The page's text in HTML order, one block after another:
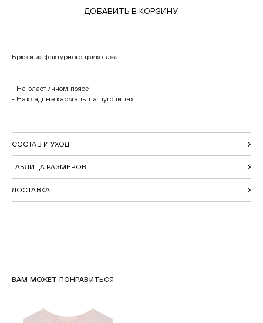
ДОБАВИТЬ В КОРЗИНУ
Брюки из фактурного трикотажа
- На эластичном поясе
- Накладные карманы на пуговицах
СОСТАВ И УХОД
ТАБЛИЦА РАЗМЕРОВ
ДОСТАВКА
ВАМ МОЖЕТ ПОНРАВИТЬСЯ